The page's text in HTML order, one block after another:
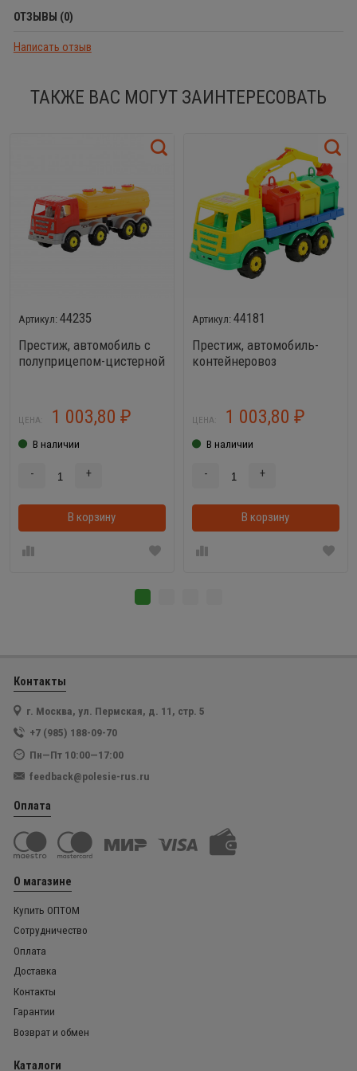
ОТЗЫВЫ (0)
Написать отзыв
ТАКЖЕ ВАС МОГУТ ЗАИНТЕРЕСОВАТЬ
44235
Престиж, автомобиль с
полуприцепом-цистерной
ЦЕНА: 1 003,80 ₽
В наличии
- +
В корзину В корзинке
44181
Престиж, автомобиль-
контейнеровоз
ЦЕНА: 1 003,80 ₽
В наличии
- +
В корзину
Контакты
г. Москва, ул. Пермская, д. 11, стр. 5
+7 (985) 188-09-70
Пн—Пт 10:00—17:00
feedback@polesie-rus.ru
Оплата
О магазине
Купить ОПТОМ
Сотрудничество
Оплата
Доставка
Контакты
Гарантии
Возврат и обмен
Каталоги